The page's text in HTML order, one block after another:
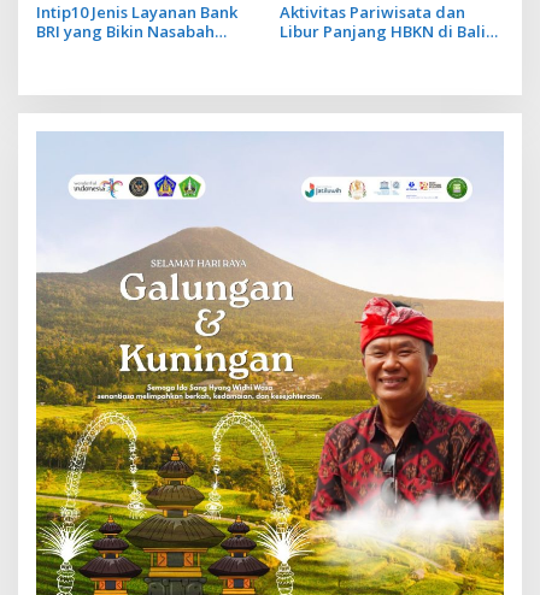
Intip10 Jenis Layanan Bank
BRI yang Bikin Nasabah
Aktivitas Pariwisata dan
Libur Panjang HBKN di Bali